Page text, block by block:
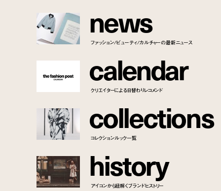
news
ファッション/ビューティ/カルチャーの最新ニュース
calendar
クリエイターによる日替わりレコメンド
collections
コレクションルック一覧
history
アイコンから紐解くブランドヒストリー